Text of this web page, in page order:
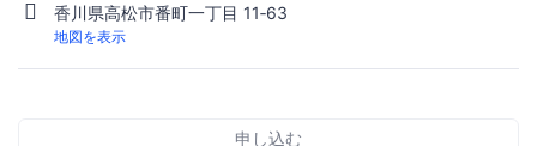
香川県高松市番町一丁目 11‐63
地図を表示
申し込む